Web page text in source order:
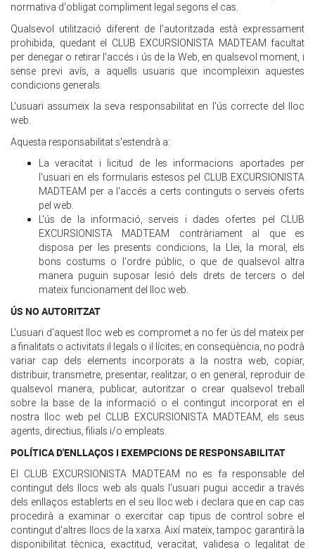
normativa d'obligat compliment legal segons el cas.
Qualsevol utilització diferent de l'autoritzada està expressament
prohibida, quedant el CLUB EXCURSIONISTA MADTEAM facultat
per denegar o retirar l'accés i ús de la Web, en qualsevol moment, i
sense previ avís, a aquells usuaris que incompleixin aquestes
condicions generals.
L'usuari assumeix la seva responsabilitat en l'ús correcte del lloc
web.
Aquesta responsabilitat s'estendrà a:
La veracitat i licitud de les informacions aportades per
l'usuari en els formularis estesos pel CLUB EXCURSIONISTA
MADTEAM per a l'accés a certs continguts o serveis oferts
pel web.
L'ús de la informació, serveis i dades ofertes pel CLUB
EXCURSIONISTA MADTEAM contràriament al que es
disposa per les presents condicions, la Llei, la moral, els
bons costums o l'ordre públic, o que de qualsevol altra
manera puguin suposar lesió dels drets de tercers o del
mateix funcionament del lloc web.
ÚS NO AUTORITZAT
L'usuari d'aquest lloc web es compromet a no fer ús del mateix per
a finalitats o activitats il·legals o il·lícites; en conseqüència, no podrà
variar cap dels elements incorporats a la nostra web, copiar,
distribuir, transmetre, presentar, realitzar, o en general, reproduir de
qualsevol manera, publicar, autoritzar o crear qualsevol treball
sobre la base de la informació o el contingut incorporat en el
nostra lloc web pel CLUB EXCURSIONISTA MADTEAM, els seus
agents, directius, filials i/o empleats.
POLÍTICA D'ENLLAÇOS I EXEMPCIONS DE RESPONSABILITAT
El CLUB EXCURSIONISTA MADTEAM no es fa responsable del
contingut dels llocs web als quals l'usuari pugui accedir a través
dels enllaços establerts en el seu lloc web i declara que en cap cas
procedirà a examinar o exercitar cap tipus de control sobre el
contingut d'altres llocs de la xarxa. Així mateix, tampoc garantirà la
disponibilitat tècnica, exactitud, veracitat, validesa o legalitat de